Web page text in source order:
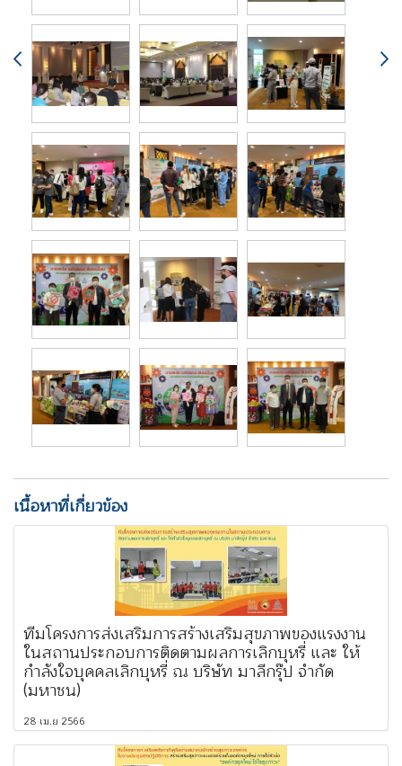
เนื้อหาที่เกี่ยวข้อง
ทีมโครงการส่งเสริมการสร้างเสริมสุขภาพของแรงงาน
ในสถานประกอบการติดตามผลการเลิกบุหรี่ และ ให้
กำลังใจบุคคลเลิกบุหรี่ ณ บริษัท มาลีกรุ๊ป จำกัด
(มหาชน)
28 เม.ย 2566